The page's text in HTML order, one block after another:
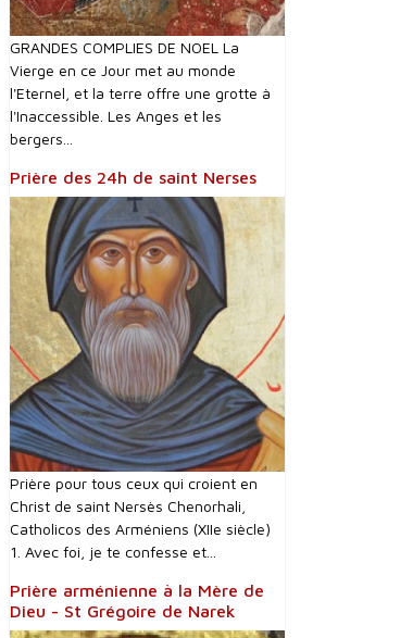
GRANDES COMPLIES DE NOEL La
Vierge en ce Jour met au monde
l'Eternel, et la terre offre une grotte à
l'Inaccessible. Les Anges et les
bergers...
Prière des 24h de saint Nerses
Prière pour tous ceux qui croient en
Christ de saint Nersès Chenorhali,
Catholicos des Arméniens (XIIe siècle)
1. Avec foi, je te confesse et...
Prière arménienne à la Mère de
Dieu - St Grégoire de Narek